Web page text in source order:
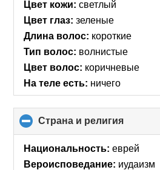
Цвет кожи: светлый
Цвет глаз: зеленые
Длина волос: короткие
Тип волос: волнистые
Цвет волос: коричневые
На теле есть: ничего
Страна и религия
to
collapse
contents
Национальность: еврей
Вероисповедание: иудаизм